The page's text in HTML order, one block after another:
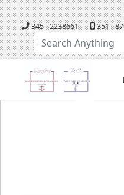
345 - 2238661 351 -
Cerca...